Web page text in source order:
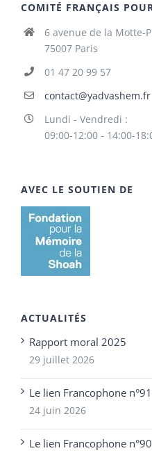
COMITÉ FRANÇAIS
6 avenue de la Motte-
75007 Paris
01 47 20 99 57
contact@yadvashem.fr
Lundi - Vendredi :
09:00-12:00 - 14:00-
AVEC LE SOUTIEN DE
ACTUALITÉS
Rapport moral 2025
29 juillet 2026
Le lien Francophone
24 juin 2026
Le lien Francophone